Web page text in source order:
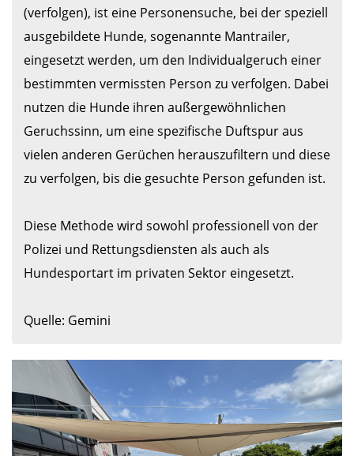
(verfolgen), ist eine Personensuche, bei der speziell
ausgebildete Hunde, sogenannte Mantrailer,
eingesetzt werden, um den Individualgeruch einer
bestimmten vermissten Person zu verfolgen. Dabei
nutzen die Hunde ihren außergewöhnlichen
Geruchssinn, um eine spezifische Duftspur aus
vielen anderen Gerüchen herauszufiltern und diese
zu verfolgen, bis die gesuchte Person gefunden ist.
Diese Methode wird sowohl professionell von der
Polizei und Rettungsdiensten als auch als
Hundesportart im privaten Sektor eingesetzt.
Quelle: Gemini